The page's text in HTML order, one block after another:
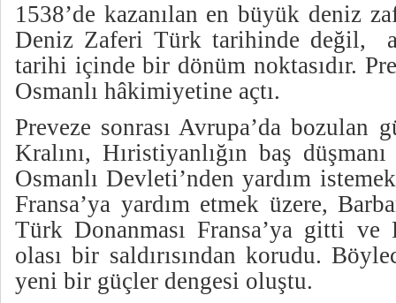
1538’de kazanılan en büyük deniz
Deniz Zaferi Türk tarihinde değil,
tarihi içinde bir dönüm noktasıdır.
Osmanlı hâkimiyetine açtı.
Preveze sonrası Avrupa’da bozulan
Kralını, Hıristiyanlığın baş
Osmanlı Devleti’nden yardım
Fransa’ya yardım etmek üzere,
Türk Donanması Fransa’ya gitti ve
olası bir saldırısından korudu.
yeni bir güçler dengesi oluştu.